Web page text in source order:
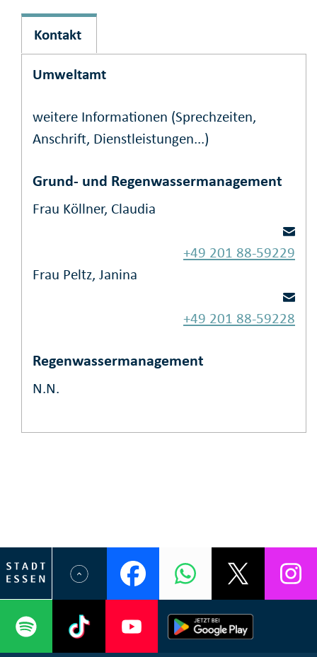
Kontakt
Umweltamt
weitere Informationen (Sprechzeiten,
Anschrift, Dienstleistungen...)
Grund- und Regenwassermanagement
Frau Köllner, Claudia
+49 201 88-59229
Frau Peltz, Janina
+49 201 88-59228
Regenwassermanagement
N.N.